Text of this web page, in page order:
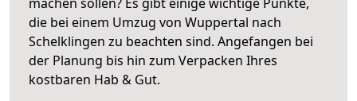
die bei einem Umzug von Wuppertal nach
Schelklingen zu beachten sind. Angefangen bei
der Planung bis hin zum Verpacken Ihres
kostbaren Hab & Gut.